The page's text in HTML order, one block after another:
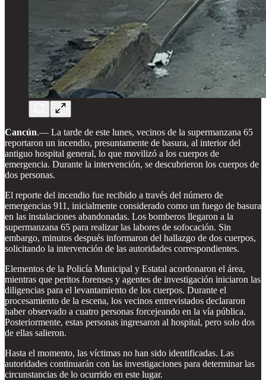
Cancún.— La tarde de este lunes, vecinos de la supermanzana 65
reportaron un incendio, presuntamente de basura, al interior del
antiguo hospital general, lo que movilizó a los cuerpos de
emergencia. Durante la intervención, se descubrieron los cuerpos de
dos personas.
El reporte del incendio fue recibido a través del número de
emergencias 911, inicialmente considerado como un fuego de basura
en las instalaciones abandonadas. Los bomberos llegaron a la
supermanzana 65 para realizar las labores de sofocación. Sin
embargo, minutos después informaron del hallazgo de dos cuerpos,
solicitando la intervención de las autoridades correspondientes.
Elementos de la Policía Municipal y Estatal acordonaron el área,
mientras que peritos forenses y agentes de investigación iniciaron las
diligencias para el levantamiento de los cuerpos. Durante el
procesamiento de la escena, los vecinos entrevistados declararon
haber observado a cuatro personas forcejeando en la vía pública.
Posteriormente, estas personas ingresaron al hospital, pero solo dos
de ellas salieron.
Hasta el momento, las víctimas no han sido identificadas. Las
autoridades continuarán con las investigaciones para determinar las
circunstancias de lo ocurrido en este lugar.